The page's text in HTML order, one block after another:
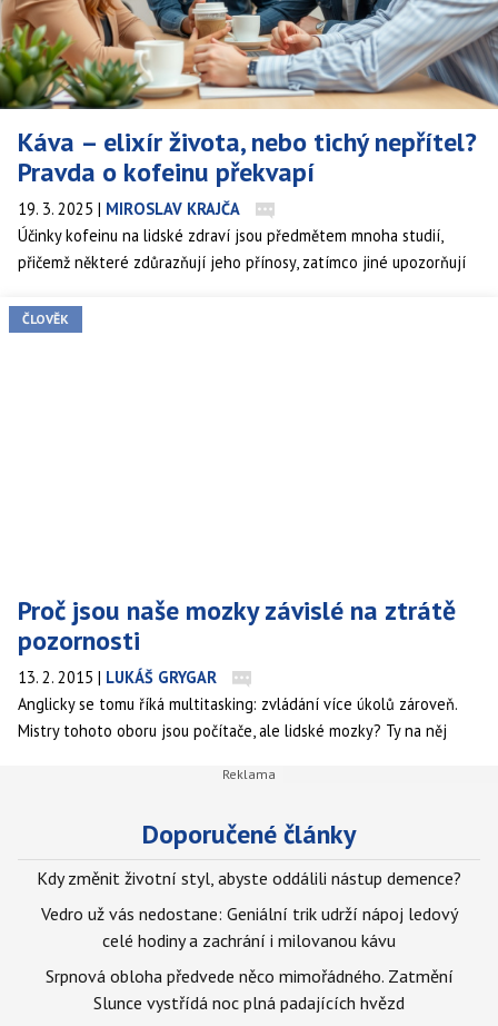
Káva – elixír života, nebo tichý nepřítel?
Pravda o kofeinu překvapí
19. 3. 2025 | MIROSLAV KRAJČA
Účinky kofeinu na lidské zdraví jsou předmětem mnoha studií,
přičemž některé zdůrazňují jeho přínosy, zatímco jiné upozorňují
ČLOVĚK
Proč jsou naše mozky závislé na ztrátě
pozornosti
13. 2. 2015 | LUKÁŠ GRYGAR
Anglicky se tomu říká multitasking: zvládání více úkolů zároveň.
Mistry tohoto oboru jsou počítače, ale lidské mozky? Ty na něj
kvůli které je čím dál těžší udržet pozornost.
Doporučené články
Kdy změnit životní styl, abyste oddálili nástup demence?
Vedro už vás nedostane: Geniální trik udrží nápoj ledový
celé hodiny a zachrání i milovanou kávu
Srpnová obloha předvede něco mimořádného. Zatmění
Slunce vystřídá noc plná padajících hvězd